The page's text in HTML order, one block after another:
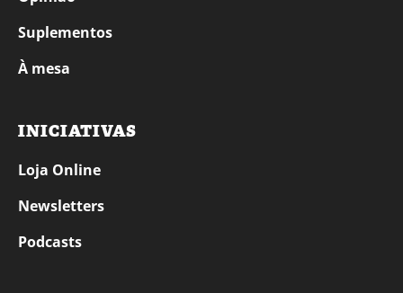
Suplementos
À mesa
INICIATIVAS
Loja Online
Newsletters
Podcasts